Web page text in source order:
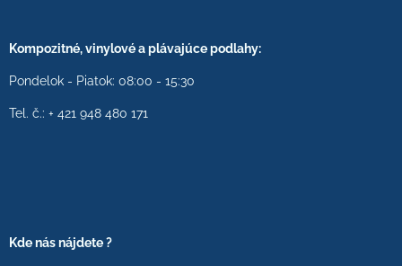
Kompozitné, vinylové a plávajúce podlahy:
Pondelok - Piatok: 08:00 - 15:30
Tel. č.: + 421 948 480 171
Kde nás nájdete ?